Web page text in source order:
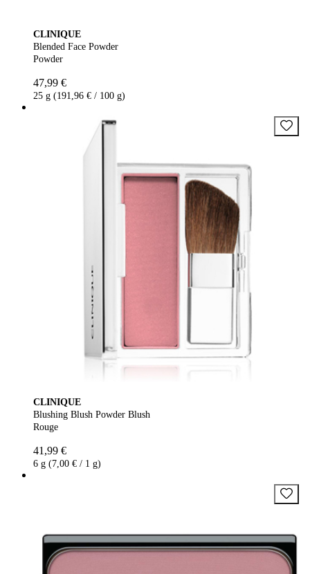
CLINIQUE
Blended Face Powder
Powder
47,99 €
25 g (191,96 € / 100 g)
CLINIQUE
Blushing Blush Powder Blush
Rouge
41,99 €
6 g (7,00 € / 1 g)